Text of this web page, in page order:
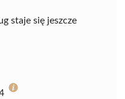
staje się jeszcze